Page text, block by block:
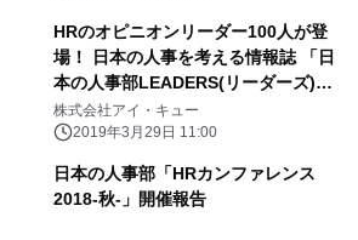
HRのオピニオンリーダー100人が登
場！ 日本の人事を考える情報誌 「日
本の人事部LEADERS(リーダーズ)」
vol.7発行
株式会社アイ・キュー
2019年3月29日 11:00
日本の人事部「HRカンファレンス
2018-秋-」開催報告